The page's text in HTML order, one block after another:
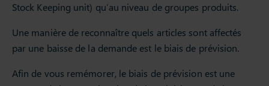
Stock Keeping unit) qu’au niveau de groupes produits.
Une manière de reconnaître quels articles sont affectés
par une baisse de la demande est le biais de prévision.
Afin de vous remémorer, le biais de prévision est une